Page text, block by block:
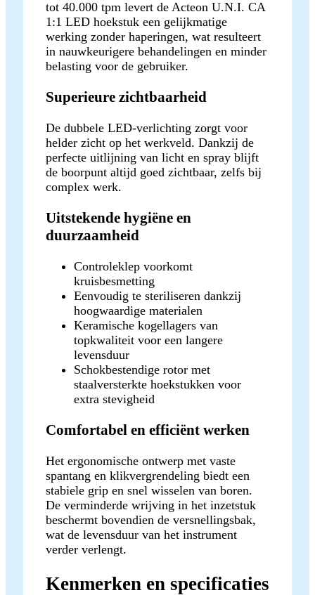
tot 40.000 tpm levert de Acteon U.N.I. CA
1:1 LED hoekstuk een gelijkmatige
werking zonder haperingen, wat resulteert
in nauwkeurigere behandelingen en minder
belasting voor de gebruiker.
Superieure zichtbaarheid
De dubbele LED-verlichting zorgt voor
helder zicht op het werkveld. Dankzij de
perfecte uitlijning van licht en spray blijft
de boorpunt altijd goed zichtbaar, zelfs bij
complex werk.
Uitstekende hygiëne en
duurzaamheid
Controleklep voorkomt
kruisbesmetting
Eenvoudig te steriliseren dankzij
hoogwaardige materialen
Keramische kogellagers van
topkwaliteit voor een langere
levensduur
Schokbestendige rotor met
staalversterkte hoekstukken voor
extra stevigheid
Comfortabel en efficiënt werken
Het ergonomische ontwerp met vaste
spantang en klikvergrendeling biedt een
stabiele grip en snel wisselen van boren.
De verminderde wrijving in het inzetstuk
beschermt bovendien de versnellingsbak,
wat de levensduur van het instrument
verder verlengt.
Kenmerken en specificaties